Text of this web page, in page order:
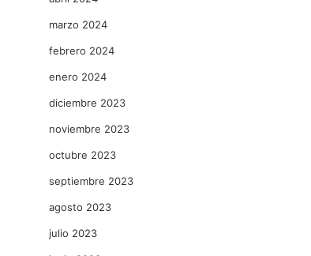
marzo 2024
febrero 2024
enero 2024
diciembre 2023
noviembre 2023
octubre 2023
septiembre 2023
agosto 2023
julio 2023